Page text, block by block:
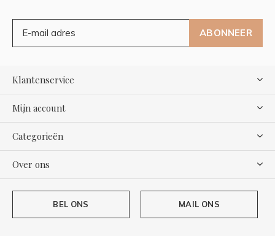
ABONNEER
Klantenservice
Mijn account
Categorieën
Over ons
BEL ONS MAIL ONS